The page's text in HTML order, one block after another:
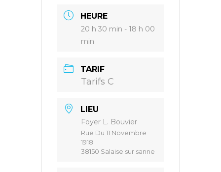
HEURE
20 h 30 min - 18 h 00
min
TARIF
Tarifs C
LIEU
Foyer L. Bouvier
Rue Du 11 Novembre
1918
38150 Salaise sur sanne